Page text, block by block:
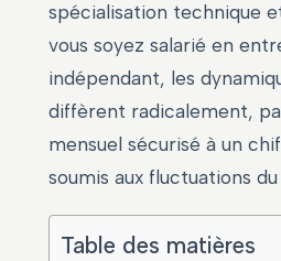
spécialisation technique
vous soyez salarié en
indépendant, les
diffèrent radicalement,
mensuel sécurisé à un
soumis aux fluctuations
Table des matières